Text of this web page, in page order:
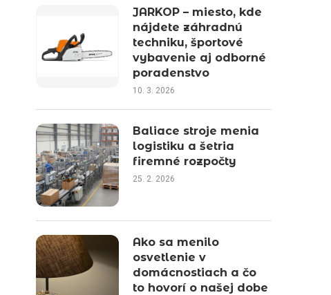
JARKOP – miesto, kde
nájdete záhradnú
techniku, športové
vybavenie aj odborné
poradenstvo
10. 3. 2026
Baliace stroje menia
logistiku a šetria
firemné rozpočty
25. 2. 2026
Ako sa menilo
osvetlenie v
domácnostiach a čo
to hovorí o našej dobe